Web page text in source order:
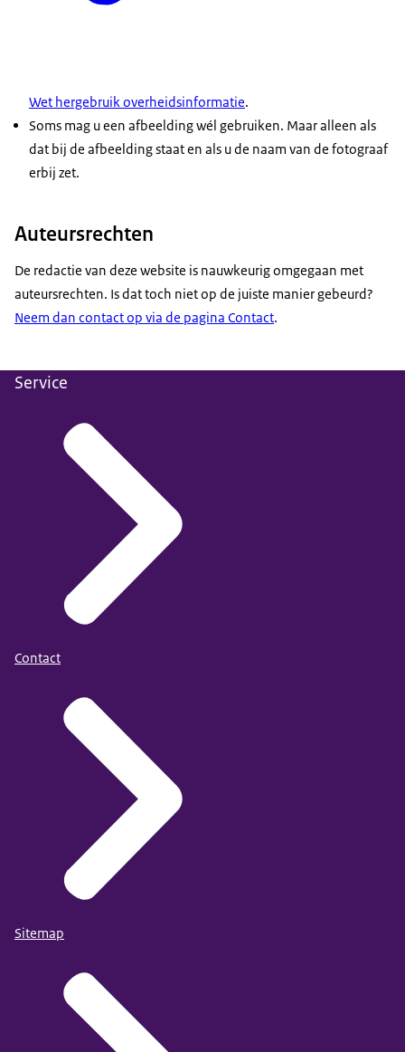
Wet hergebruik overheidsinformatie.
Soms mag u een afbeelding wél gebruiken. Maar alleen als
dat bij de afbeelding staat en als u de naam van de fotograaf
erbij zet.
Auteursrechten
De redactie van deze website is nauwkeurig omgegaan met
auteursrechten. Is dat toch niet op de juiste manier gebeurd?
Neem dan contact op via de pagina Contact.
Service
Contact
Sitemap